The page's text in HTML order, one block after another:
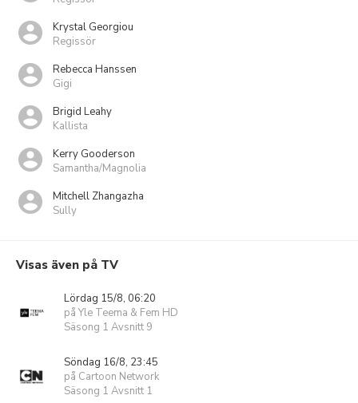
Krystal Georgiou
Regissör
Rebecca Hanssen
Gigi
Brigid Leahy
Kallista
Kerry Gooderson
Samantha/Magnolia
Mitchell Zhangazha
Sully
Visas även på TV
Lördag 15/8, 06:20
på Yle Teema & Fem HD
Säsong 1 Avsnitt 9
Söndag 16/8, 23:45
på Cartoon Network
Säsong 1 Avsnitt 1